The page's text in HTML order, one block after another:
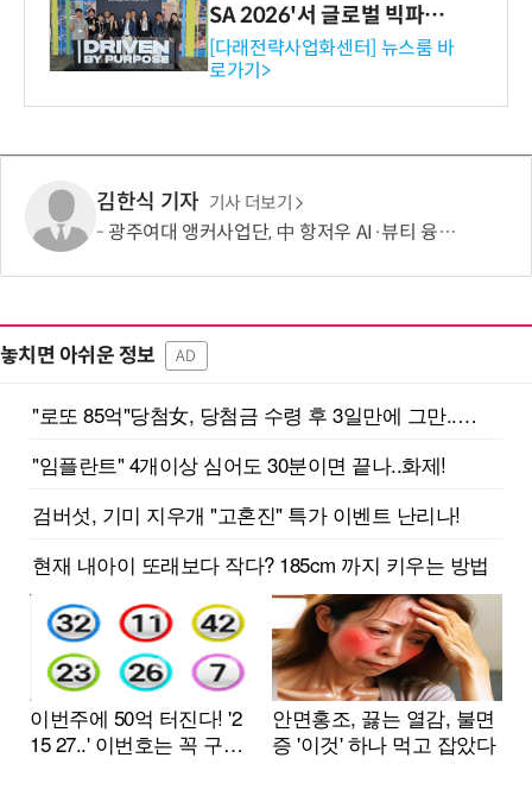
SA 2026'서 글로벌 빅파마
와의 비즈니스 미팅 지원…K
-바이오 해외 진출 교두보 확
보
[다래전략사업화센터] 뉴스룸 바
로가기>
김한식 기자 기사 더보기
광주여대 앵커사업단, 中 항저우 AI·뷰티 융합산업 현장 체험…글로벌 미래인재 역량 강화
놓치면 아쉬운 정보 AD